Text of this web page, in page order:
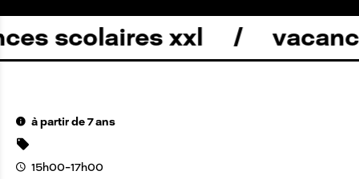
scolaires xxl
à partir de 7 ans
15h00-17h00